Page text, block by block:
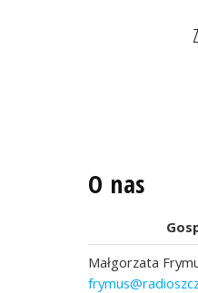
O nas
Małgorzata